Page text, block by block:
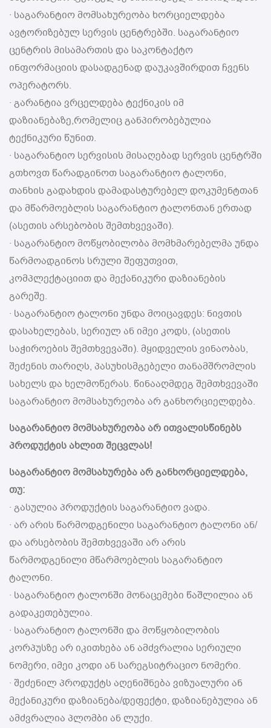
· საგარანტიო მომსახურეობა ხორციელდება
ავტორიზებულ სერვის ცენტრებში. საგარანტიო
ცენტრის მისამართის და საკონტაქტო
ინფორმაციის დასადგენად დაუკავშირდით ჩვენს
ოპერატორს.
· გარანტია ვრცელდება ტექნიკის იმ
დაზიანებაზე,რომელიც განპირობებულია
ტექნიკური წუნით.
· საგარანტიო სერვისის მისაღებად სერვის ცენტრში
გთხოვთ წარადგინოთ საგარანტიო ტალონი,
თანხის გადახდის დამადასტურებელ დოკუმენტთან
და მწარმოებლის საგარანტიო ტალონთან ერთად
(ასეთის არსებობის შემთხვევაში).
· საგარანტიო მოწყობილობა მომხმარებელმა უნდა
წარმოადგინოს სრული შეფუთვით,
კომპლექტაციით და მექანიკური დაზიანების
გარეშე.
· საგარანტიო ტალონი უნდა მოიცავდეს: ნივთის
დასახელებას, სერიულ ან იმეი კოდს, (ასეთის
საჭიროების შემთხვევაში). მყიდველის ვინაობას,
შეძენის თარიღს, პასუხისმგებელი თანამშრომლის
სახელს და ხელმოწერას. წინააღმდეგ შემთხვევაში
საგარანტიო მომსახურეობა არ განხორციელდება.
საგარანტიო მომსახურეობა არ ითვალისწინებს
პროდუქტის ახლით შეცვლას!
საგარანტიო მომსახურება არ განხორციელდება,
თუ:
· გასულია პროდუქტის საგარანტიო ვადა.
· არ არის წარმოდგენილი საგარანტიო ტალონი ან/
და არსებობის შემთხვევაში არ არის
წარმოდგენილი მწარმოებლის საგარანტიო
ტალონი.
· საგარანტიო ტალონში მონაცემები წაშლილია ან
გადაკეთებულია.
· საგარანტიო ტალონში და მოწყობილობის
კორპუსზე არ იკითხება ან ამძვრალია სერიული
ნომერი, იმეი კოდი ან სარეგსიტრაციო ნომერი.
· შეძენილ პროდუქტს აღენიშნება ვიზუალური ან
მექანიკური დაზიანება/დეფექტი, დაზიანებულია ან
ამძვრალია პლომბი ან ლუქი.